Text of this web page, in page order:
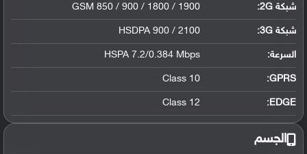
شبكة 2G: GSM 850 / 900 / 1800 / 1900
شبكة 3G :
HSDPA 900 / 2100
السرعة: HSPA 7.2/0.384 Mbps
GPRS:
Class 10
EDGE:
Class 12
الجسم